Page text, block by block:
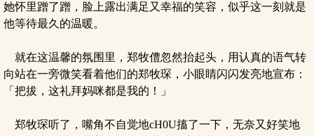
她怀里蹭了蹭，脸上露出满足又幸福的笑容，似乎这一刻就是
他等待最久的温暖。
就在这温馨的氛围里，郑牧僼忽然抬起头，用认真的语气转
向站在一旁微笑看着他们的郑牧琛，小眼睛闪闪发亮地宣布：
「把拔，这礼拜妈咪都是我的！」
郑牧琛听了，嘴角不自觉地cH0U搐了一下，无奈又好笑地